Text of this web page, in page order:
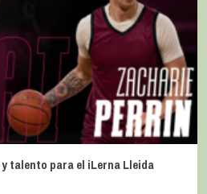
talento para el iLerna Lleida